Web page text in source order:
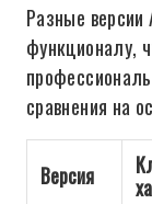
Разные
функционалу,
сравнения на
Версия